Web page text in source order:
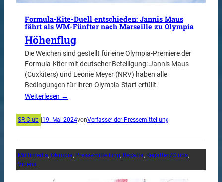
Formula-Kite-Duell entschieden: Jannis Maus
fährt als WM-Fünfter nach Marseille zu Olympia
Höhenflug
Die Weichen sind gestellt für eine Olympia-Premiere der
Formula-Kiter mit deutscher Beteiligung: Jannis Maus
(Cuxkiters) und Leonie Meyer (NRV) haben alle
Bedingungen für ihren Olympia-Start erfüllt.
Weiterlesen →
SR Club 19. Mai 2024vonVerfasser der Pressemitteilung
Multimedia, Olympia, Pressemitteilung, Regatta, Regatten/Clubs
Videos